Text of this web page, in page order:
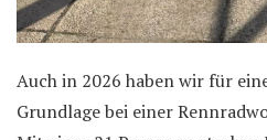
Auch in 2026 haben wir für
Grundlage bei einer